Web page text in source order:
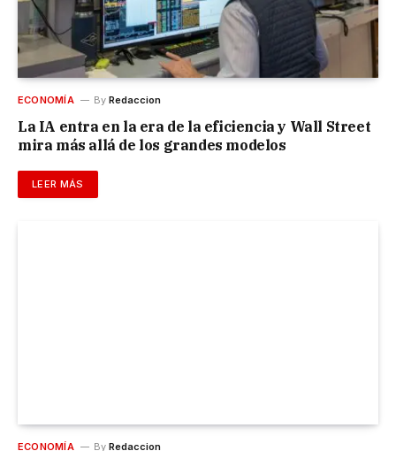
ECONOMÍA By Redaccion
La IA entra en la era de la eficiencia y Wall Street
mira más allá de los grandes modelos
LEER MÁS
ECONOMÍA By Redaccion